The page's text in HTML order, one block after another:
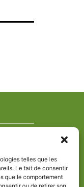
telles que les
Le fait de consentir
que le comportement